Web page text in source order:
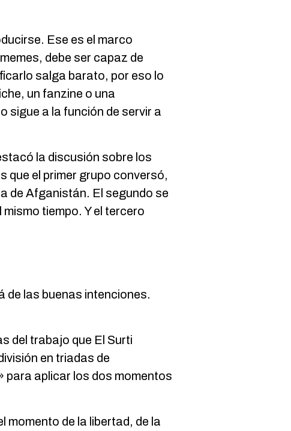
Ese es el marco
debe ser capaz de
salga barato, por eso lo
un fanzine o una
sigue a la función de servir a
la discusión sobre los
que el primer grupo conversó,
de Afganistán. El segundo se
tiempo. Y el tercero
de las buenas intenciones.
del trabajo que El Surti
en triadas de
para aplicar los dos momentos
momento de la libertad, de la